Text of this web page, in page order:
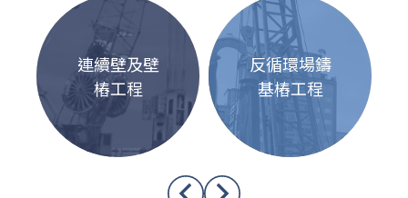
連續壁及壁
樁工程
反循環場鑄
基樁工程